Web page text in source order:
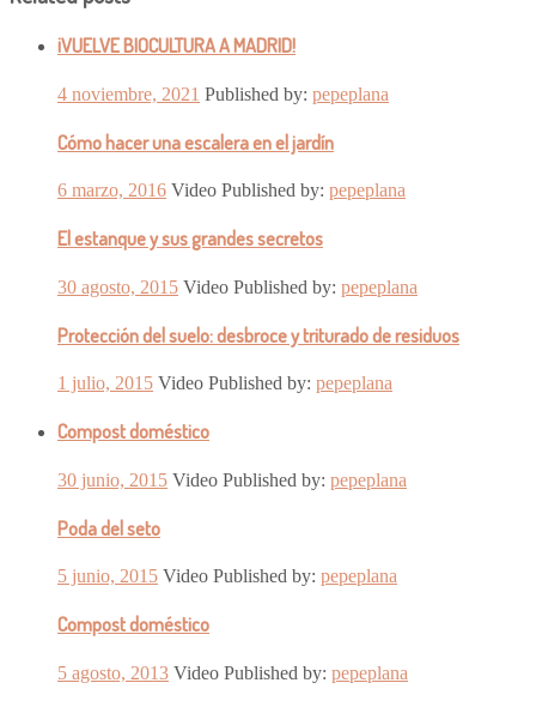
¡VUELVE BIOCULTURA A MADRID!
4 noviembre, 2021 Published by: pepeplana
Cómo hacer una escalera en el jardín
6 marzo, 2016 Video Published by: pepeplana
El estanque y sus grandes secretos
30 agosto, 2015 Video Published by: pepeplana
Protección del suelo: desbroce y triturado de residuos
1 julio, 2015 Video Published by: pepeplana
Compost doméstico
30 junio, 2015 Video Published by: pepeplana
Poda del seto
5 junio, 2015 Video Published by: pepeplana
Compost doméstico
5 agosto, 2013 Video Published by: pepeplana